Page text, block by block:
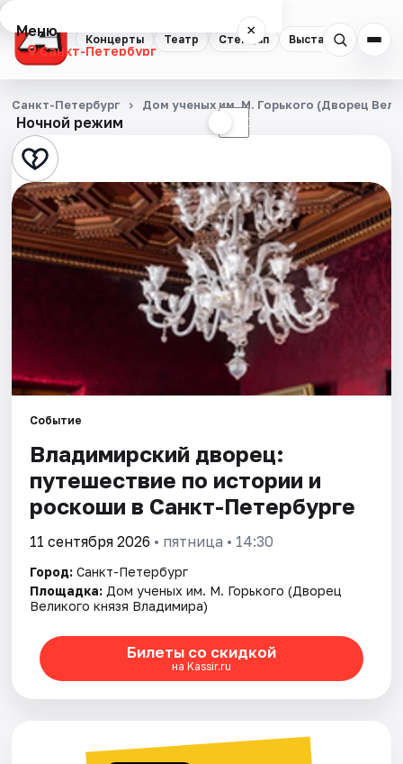
Концерты Театр Стендап Выставки
Меню ×
Санкт-Петербург
Концерты
Театр
Стендап
Выставки
Квесты
События
Города
Площадки
Артисты
Рейтинги
Ночной режим ☾
Санкт-Петербург Дом ученых им. М. Горького (Дворец
Событие
Владимирский дворец:
путешествие по истории и
роскоши в Санкт-Петербурге
11 сентября 2026 • пятница • 14:30
Город: Санкт-Петербург
Площадка: Дом ученых им. М. Горького (Дворец
Великого князя Владимира)
Билеты со скидкой
на Kassir.ru